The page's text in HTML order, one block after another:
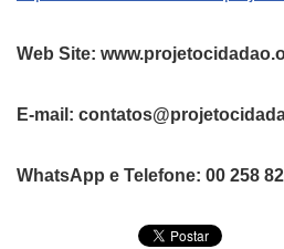
Web Site:
E-mail:
WhatsApp e Telefone: 00 258